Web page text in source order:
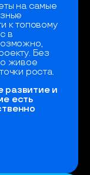
на самые
к топовому
в
Без
живое
роста.
развитие и
есть